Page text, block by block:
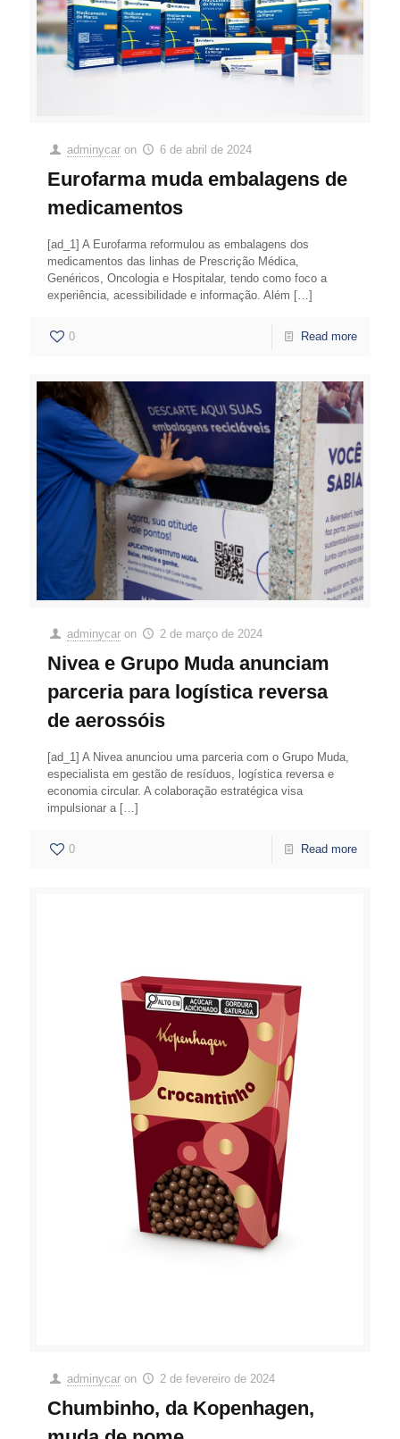
adminycar on 6 de abril de 2024
Eurofarma muda embalagens de
medicamentos
[ad_1] A Eurofarma reformulou as embalagens dos
medicamentos das linhas de Prescrição Médica,
Genéricos, Oncologia e Hospitalar, tendo como foco a
experiência, acessibilidade e informação. Além […]
0 Read more
adminycar on 2 de março de 2024
Nivea e Grupo Muda anunciam
parceria para logística reversa
de aerossóis
[ad_1] A Nivea anunciou uma parceria com o Grupo Muda,
especialista em gestão de resíduos, logística reversa e
economia circular. A colaboração estratégica visa
impulsionar a […]
0 Read more
adminycar on 2 de fevereiro de 2024
Chumbinho, da Kopenhagen,